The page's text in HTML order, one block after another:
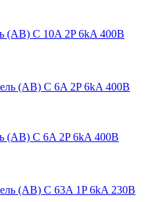
(АВ) C 10A 2P 6kA 400В
(АВ) C 6A 2P 6kA 400В